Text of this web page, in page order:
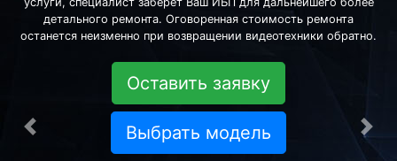
детального ремонта. Оговоренная стоимость ремонта
останется неизменно при возвращении видеотехники обратно.
Оставить заявку
Выбрать модель
Предыдущая